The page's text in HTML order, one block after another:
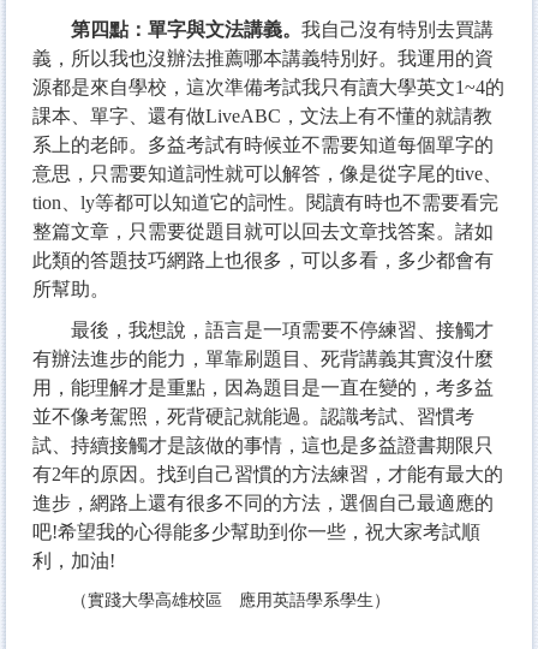
第四點 ： 單字與文法講義。 我自己沒有特別去買講
義，所以我也沒辦法推薦哪本講義特別好。我運用的資
源都是來自學校，這次準備考試我只有讀大學英文1~4的
課本、單字、還有做LiveABC，文法上有不懂的就請教
系上的老師。多益考試有時候並不需要知道每個單字的
意思，只需要知道詞性就可以解答，像是從字尾的tive、
tion、ly等都可以知道它的詞性。閱讀有時也不需要看完
整篇文章，只需要從題目就可以回去文章找答案。諸如
此類的答題技巧網路上也很多，可以多看，多少都會有
所幫助。
最後，我想說，語言是一項需要不停練習、接觸才
有辦法進步的能力，單靠刷題目、死背講義其實沒什麼
用，能理解才是重點，因為題目是一直在變的，考多益
並不像考駕照，死背硬記就能過。認識考試、習慣考
試、持續接觸才是該做的事情，這也是多益證書期限只
有2年的原因。找到自己習慣的方法練習，才能有最大的
進步，網路上還有很多不同的方法，選個自己最適應的
吧!希望我的心得能多少幫助到你一些，祝大家考試順
利，加油!
（實踐大學高雄校區 應用英語學系學生）